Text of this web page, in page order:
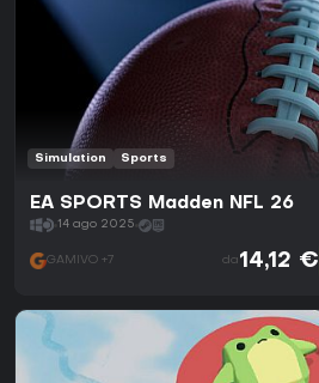
Simulation Sports
EA SPORTS Madden NFL 26
14 ago 2025
GAMIVO +7 da 14,12 €